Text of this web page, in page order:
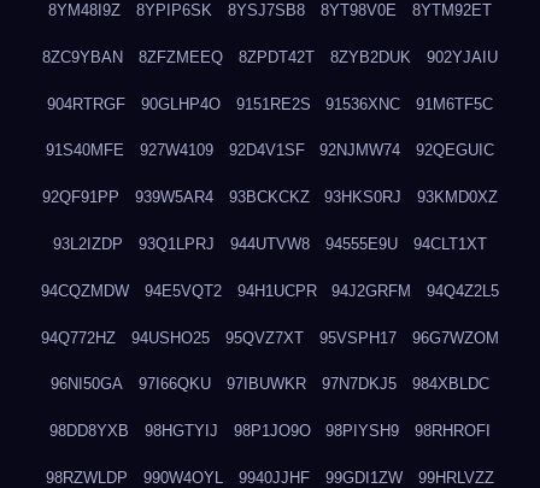
8YM48I9Z 8YPIP6SK 8YSJ7SB8 8YT98V0E 8YTM92ET
8ZC9YBAN 8ZFZMEEQ 8ZPDT42T 8ZYB2DUK 902YJAIU
904RTRGF 90GLHP4O 9151RE2S 91536XNC 91M6TF5C
91S40MFE 927W4109 92D4V1SF 92NJMW74 92QEGUIC
92QF91PP 939W5AR4 93BCKCKZ 93HKS0RJ 93KMD0XZ
93L2IZDP 93Q1LPRJ 944UTVW8 94555E9U 94CLT1XT
94CQZMDW 94E5VQT2 94H1UCPR 94J2GRFM 94Q4Z2L5
94Q772HZ 94USHO25 95QVZ7XT 95VSPH17 96G7WZOM
96NI50GA 97I66QKU 97IBUWKR 97N7DKJ5 984XBLDC
98DD8YXB 98HGTYIJ 98P1JO9O 98PIYSH9 98RHROFI
98RZWLDP 990W4OYL 9940JJHF 99GDI1ZW 99HRLVZZ